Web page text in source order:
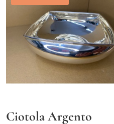
Ciotola Argento